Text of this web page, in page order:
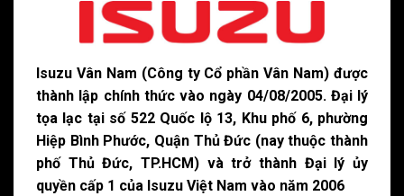
Isuzu Vân Nam (Công ty Cổ phần Vân Nam) được
thành lập chính thức vào ngày 04/08/2005. Đại lý
tọa lạc tại số 522 Quốc lộ 13, Khu phố 6, phường
Hiệp Bình Phước, Quận Thủ Đức (nay thuộc thành
phố Thủ Đức, TP.HCM) và trở thành Đại lý ủy
quyền cấp 1 của Isuzu Việt Nam vào năm 2006